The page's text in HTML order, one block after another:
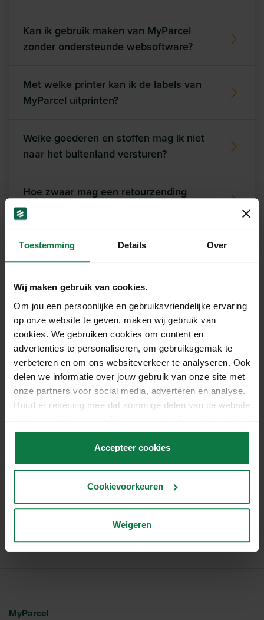
Toestemming Details Over
Wij maken gebruik van cookies.
Om jou een persoonlijke en gebruiksvriendelijke ervaring
op onze website te geven, maken wij gebruik van
cookies. We gebruiken cookies om content en
advertenties te personaliseren, om gebruiksgemak te
verbeteren en om ons websiteverkeer te analyseren. Ook
delen we informatie over jouw gebruik van onze site met
onze partners voor social media, adverteren en analyse.
Houd er rekening mee dat sommige delen van de website
accepteert.
Accepteer cookies
Cookievoorkeuren
Weigeren
Kan ik gebruik maken van MyParcel
zonder ondersteunde websoftware?
Met welke printer kan ik de labels van
MyParcel uitprinten?
Welke goederen en stoffen mag ik niet
naar het buitenland versturen?
Hoe zwaar mag een retourzending
wegen?
Ons support team staat
voor je klaar!
Chat
Mail
MyParcel